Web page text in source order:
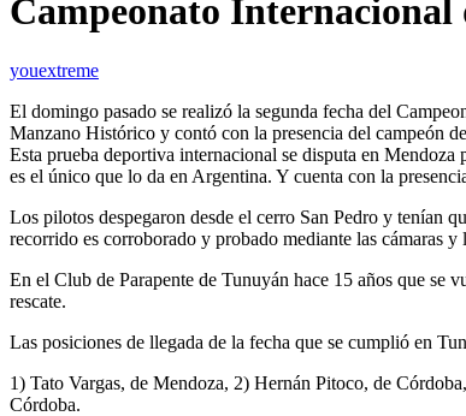
Campeonato Internacional
youextreme
El domingo pasado se realizó la segunda fecha del
Manzano Histórico y contó con la presencia del campeón
Esta prueba deportiva internacional se disputa en
es el único que lo da en Argentina. Y cuenta con la
Los pilotos despegaron desde el cerro San Pedro y tenían
recorrido es corroborado y probado mediante las cámaras
En el Club de Parapente de Tunuyán hace 15 años que se
rescate.
Las posiciones de llegada de la fecha que se cumplió en
1) Tato Vargas, de Mendoza, 2) Hernán Pitoco, de
Córdoba.